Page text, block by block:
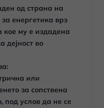
од страна на
енергетика врз
кое му е издадена
дејност во
или
за сопствена
под услов да не се